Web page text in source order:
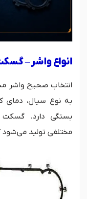
انواع واشر –
انتخاب صحیح واشر
به نوع سیال، دمای
بستگی دارد.
مختلفی تولید می‌شود